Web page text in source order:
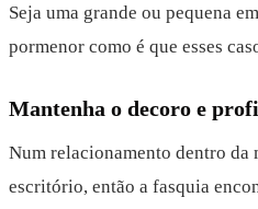
Seja uma grande ou pequena
pormenor como é que esses
Mantenha o decoro e
Num relacionamento dentro da
escritório, então a fasquia